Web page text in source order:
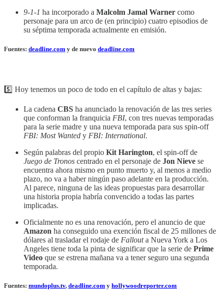
9-1-1 ha incorporado a Malcolm Jamal Warner como
personaje para un arco de (en principio) cuatro episodios de
su séptima temporada actualmente en emisión.
Fuentes: deadline.com y de nuevo deadline.com
5️⃣ Hoy tenemos un poco de todo en el capítulo de altas y bajas:
La cadena CBS ha anunciado la renovación de las tres series
que conforman la franquicia FBI, con tres nuevas temporadas
para la serie madre y una nueva temporada para sus spin-off
FBI: Most Wanted y FBI: International.
Según palabras del propio Kit Harington, el spin-off de
Juego de Tronos centrado en el personaje de Jon Nieve se
encuentra ahora mismo en punto muerto y, al menos a medio
plazo, no va a haber ningún paso adelante en la producción.
Al parece, ninguna de las ideas propuestas para desarrollar
una historia propia habría convencido a todas las partes
implicadas.
Oficialmente no es una renovación, pero el anuncio de que
Amazon ha conseguido una exención fiscal de 25 millones de
dólares al trasladar el rodaje de Fallouta Nueva York a Los
Angeles tiene toda la pinta de significar que la serie de Prime
Video que se estrena mañana va a tener seguro una segunda
temporada.
Fuentes: mundoplus.tv, deadline.com y hollywoodreporter.com